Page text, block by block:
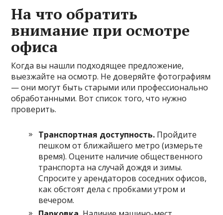
На что обратить
внимание при осмотре
офиса
Когда вы нашли подходящее предложение,
выезжайте на осмотр. Не доверяйте фотографиям
— они могут быть старыми или профессионально
обработанными. Вот список того, что нужно
проверить.
Транспортная доступность. Пройдите
пешком от ближайшего метро (измерьте
время). Оцените наличие общественного
транспорта на случай дождя и зимы.
Спросите у арендаторов соседних офисов,
как обстоят дела с пробками утром и
вечером.